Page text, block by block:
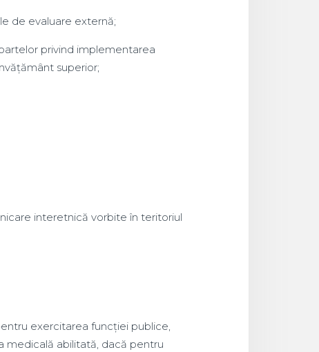
de evaluare externă;
privind implementarea
superior;
interetnică vorbite în teritoriul
exercitarea funcției publice,
medicală abilitată, dacă pentru